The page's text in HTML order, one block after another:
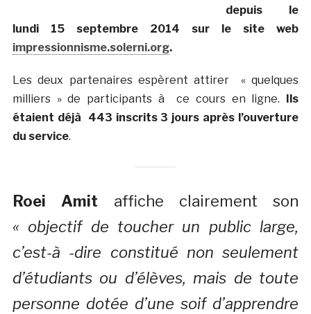
depuis le
lundi 15 septembre 2014 sur le site web
impressionnisme.solerni.org.
Les deux partenaires espèrent attirer « quelques
milliers » de participants à ce cours en ligne. Ils
étaient déjà 443 inscrits 3 jours après l’ouverture
du service.
Roei Amit affiche clairement son
« objectif de toucher un public large,
c’est-à -dire constitué non seulement
d’étudiants ou d’élèves, mais de toute
personne dotée d’une soif d’apprendre